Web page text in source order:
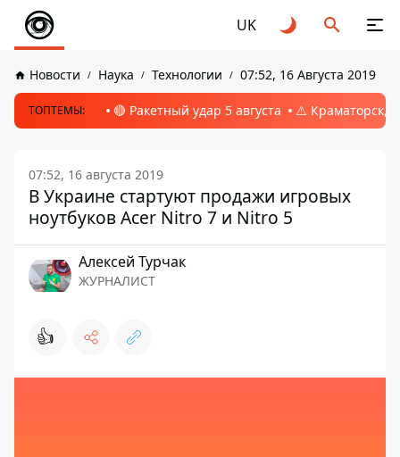
UK
Новости Наука Технологии 07:52, 16 Августа 2019
ТОПТЕМЫ: 🔴 Ракетный удар 5 августа ⚠️ Краматорск,
07:52, 16 августа 2019
В Украине стартуют продажи игровых
ноутбуков Acer Nitro 7 и Nitro 5
Алексей Турчак
ЖУРНАЛИСТ
👍